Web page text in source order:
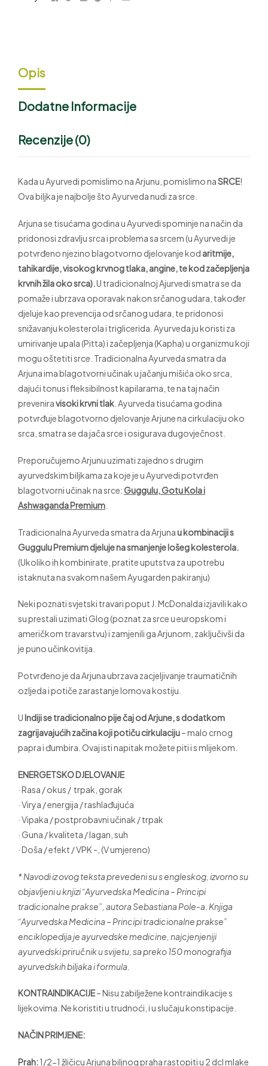
Opis
Dodatne Informacije
Recenzije (0)
Kada u Ayurvedi pomislimo na Arjunu, pomislimo naSRCE!
Ova biljka je najbolje što Ayurveda nudi za srce.
Arjuna se tisućama godina u Ayurvedi spominje na način da
pridonosi zdravlju srca i problema sa srcem (u Ayurvedi je
potvrđeno njezino blagotvorno djelovanje kod aritmije,
tahikardije, visokog krvnog tlaka, angine, te kod začepljenja
krvnih žila oko srca).U tradicionalnoj Ajurvedi smatra se da
pomaže i ubrzava oporavak nakon srčanog udara, također
djeluje kao prevencija od srčanog udara, te pridonosi
snižavanju kolesterola i triglicerida. Ayurveda ju koristi za
umirivanje upala (Pitta) i začepljenja (Kapha) u organizmu koji
mogu oštetiti srce. Tradicionalna Ayurveda smatra da
Arjuna ima blagotvorni učinak u jačanju mišića oko srca,
dajući tonus i fleksibilnost kapilarama, te na taj način
preveniravisoki krvni tlak . Ayurveda tisućama godina
potvrđuje blagotvorno djelovanje Arjune na cirkulaciju oko
srca, smatra se da jača srce i osigurava dugovječnost.
Preporučujemo Arjunu uzimati zajedno s drugim
ayurvedskim biljkama za koje je u Ayurvedi potvrđen
blagotvorni učinak na srce: Guggulu, Gotu Kola i
Ashwaganda Premium
Tradicionalna Ayurveda smatra da Arjunau kombinaciji s
Guggulu Premium djeluje na smanjenje lošeg kolesterola.
(Ukoliko ih kombinirate, pratite uputstva za upotrebu
istaknuta na svakom našem Ayugarden pakiranju)
Neki poznati svjetski travari poput J. McDonalda izjavili kako
su prestali uzimati Glog (poznat za srce u europskom i
američkom travarstvu) i zamjenili ga Arjunom, zaključivši da
je puno učinkovitija.
Potvrđeno je da Arjuna ubrzava zacjeljivanje traumatičnih
ozljeda i potiče zarastanje lomova kostiju.
UIndiji se tradicionalno pije čaj od Arjune, s dodatkom
zagrijavajućih začina koji potiču cirkulaciju– malo crnog
papra i đumbira. Ovaj isti napitak možete piti i s mlijekom.
ENERGETSKO DJELOVANJE
· Rasa / okus / trpak, gorak
· Virya / energija / rashlađujuća
· Vipaka / postprobavni učinak / trpak
· Guna / kvaliteta / lagan, suh
· Doša / efekt / VPK -, (V umjereno)
* Navodi iz ovog teksta prevedeni su s engleskog, izvorno su
objavljeni u knjizi “Ayurvedska Medicina – Principi
tradicionalne prakse”, autora Sebastiana Pole-a. Knjiga
“Ayurvedska Medicina – Principi tradicionalne prakse”
enciklopedija je ayurvedske medicine, najcjenjeniji
ayurvedski priručnik u svijetu, sa preko 150 monografija
ayurvedskih biljaka i formula.
KONTRAINDIKACIJE– Nisu zabilježene kontraindikacije s
lijekovima. Ne koristiti u trudnoći, i u slučaju konstipacije.
NAČIN PRIMJENE:
Prah:1/2-1 žličicu Arjuna biljnog praha rastopiti u 2 dcl mlake